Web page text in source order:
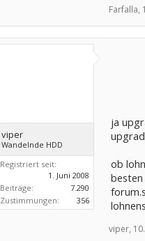
Farfalla,
viper
Wandelnde HDD
Registriert seit:
1. Juni 2008
Beiträge:
7.290
Zustimmungen:
356
ja
ob
besten
viper,